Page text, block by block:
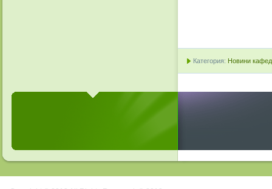
Категория: Новини